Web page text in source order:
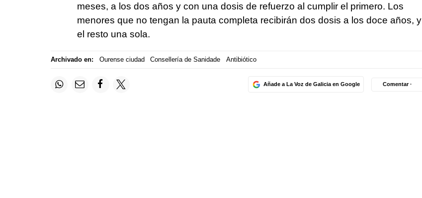
meses, a los dos años y con una dosis de refuerzo al cumplir el primero. Los
menores que no tengan la pauta completa recibirán dos dosis a los doce años, y
el resto una sola.
Archivado en: Ourense ciudad Consellería de Sanidade Antibiótico
Añade a La Voz de Galicia en Google Comentar ·